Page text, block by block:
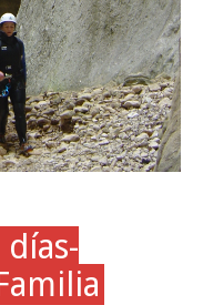
días-